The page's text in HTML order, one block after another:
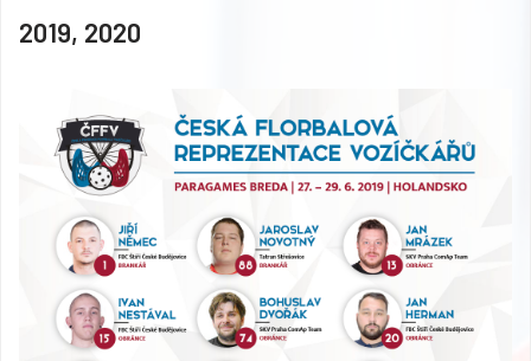
2019, 2020